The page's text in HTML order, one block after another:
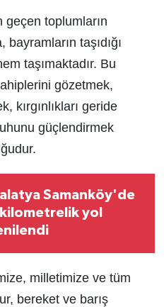
toplumların
taşıdığı
taşımaktadır. Bu
gözetmek,
kırgınlıkları geride
güçlendirmek
Samanköy'de
yol
milletimize ve tüm
bereket ve barış